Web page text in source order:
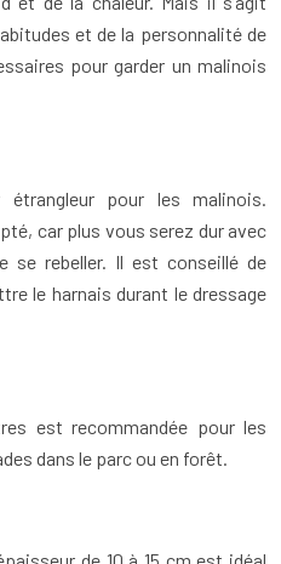
et de la personnalité de
pour garder un malinois
pour les malinois.
car plus vous serez dur avec
se rebeller. Il est conseillé de
le harnais durant le dressage
est recommandée pour les
dans le parc ou en forêt.
de 10 à 15 cm est idéal